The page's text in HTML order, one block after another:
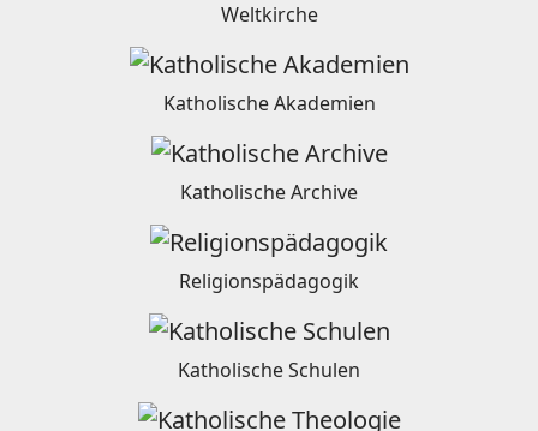
Weltkirche
Katholische Akademien
Katholische Archive
Religionspädagogik
Katholische Schulen